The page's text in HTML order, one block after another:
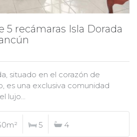
5 recámaras Isla Dorada
situado en el corazón de
es una exclusiva comunidad
lujo...
5 4